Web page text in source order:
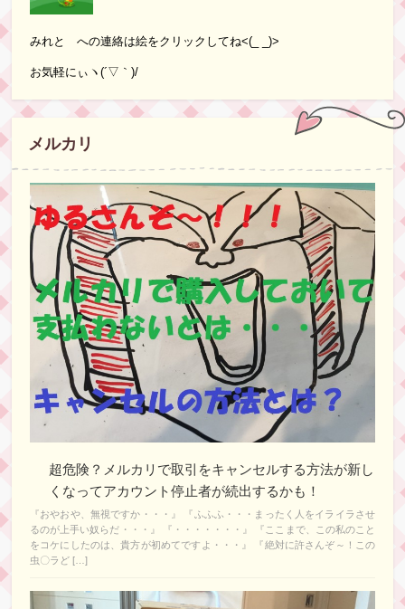
みれと への連絡は絵をクリックしてね<(_ _)>
お気軽にぃヽ(´▽｀)/
メルカリ
超危険？メルカリで取引をキャンセルする方法が新し
くなってアカウント停止者が続出するかも！
『おやおや、無視ですか・・・』 『ふふふ・・・まったく人をイライラさせ
るのが上手い奴らだ・・・』 『・・・・・・・』 『ここまで、この私のこと
をコケにしたのは、貴方が初めてですよ・・・』 『絶対に許さんぞ～！この
虫〇ラど […]